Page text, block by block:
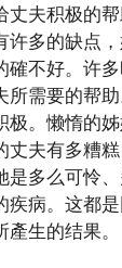
丈夫积极的
许多的缺点
確不好。许
所需要的帮
极。懒惰的
丈夫有多糟
是多么可怜
疾病。这都
生的结果。